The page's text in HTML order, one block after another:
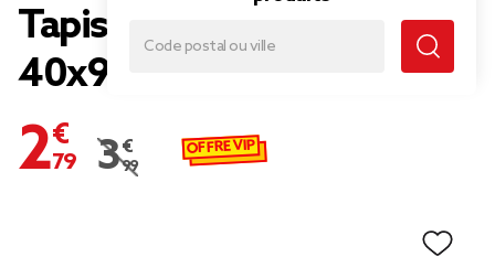
Tapis de souris noir
40x90cm
2,79 €
Prix remisé de 3,99 € à 2,79 €
3,99 € OFFRE VIP